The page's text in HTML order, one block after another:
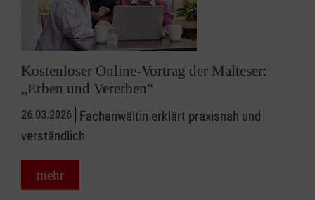
Kostenloser Online-Vortrag der Malteser:
„Erben und Vererben“
26.03.2026 Fachanwältin erklärt praxisnah und
verständlich
mehr